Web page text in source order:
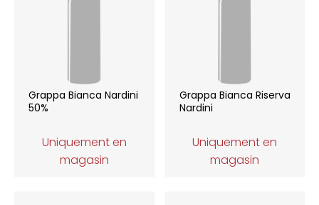
Grappa Bianca Nardini
50%
Uniquement en
magasin
Grappa Bianca Riserva
Nardini
Uniquement en
magasin